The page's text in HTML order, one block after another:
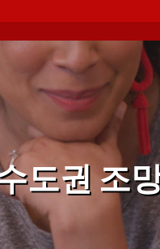
도권 조